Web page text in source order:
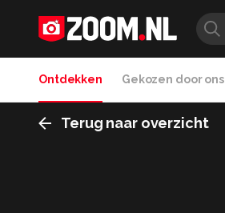
Ontdekken Gekozen door ons
Terug naar overzicht